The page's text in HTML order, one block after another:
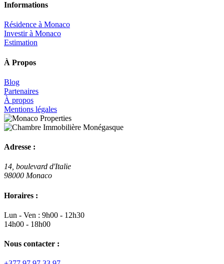
Informations
Résidence à Monaco
Investir à Monaco
Estimation
À Propos
Blog
Partenaires
À propos
Mentions légales
Adresse :
14, boulevard d'Italie
98000 Monaco
Horaires :
Lun - Ven : 9h00 - 12h30
14h00 - 18h00
Nous contacter :